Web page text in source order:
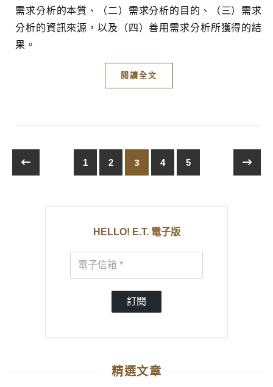
需求分析的本質、（二）需求分析的目的、（三）需求
分析的資訊來源，以及（四）善用需求分析所獲得的結
果。
閱讀全文
1 2 3 4 5
HELLO! E.T. 電子版
訂閱
精選文章